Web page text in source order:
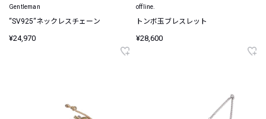
Gentleman
“SV925“ネックレスチェーン
¥24,970
offline.
トンボ玉ブレスレット
¥28,600